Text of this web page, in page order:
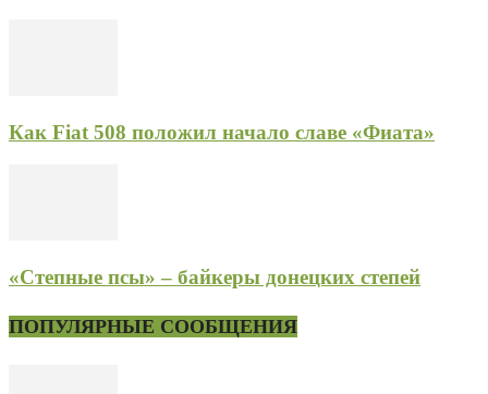
Как Fiat 508 положил начало славе «Фиата»
«Степные псы» – байкеры донецких степей
ПОПУЛЯРНЫЕ СООБЩЕНИЯ